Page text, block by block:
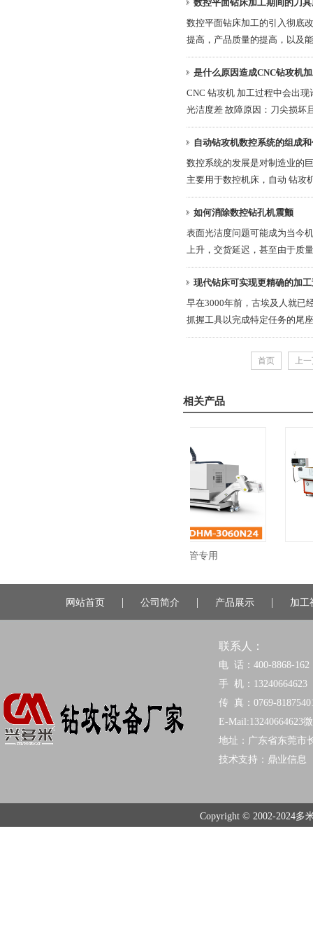
数控平面钻床加工期间的刀
数控平面钻床加工的引入彻底
提高，产品质量的提高，以及
是什么原因造成CNC钻攻机
CNC 钻攻机 加工过程中会出
光洁度差 故障原因：刀尖损坏
自动钻攻机数控系统的组成
数控系统的发展是对制造业的
主要用于数控机床，自动 钻攻
如何消除数控钻孔机震颤
表面光洁度问题可能成为当今
上升，交货延​​迟，甚至由于质
现代钻床可实现更精确的加
早在3000年前，古埃及人就已
抓握工具以完成特定任务的尾
首页 上
相关产品
数据服务中心液冷管专用
网站首页 | 公司简介 | 产品展示 | 加
联系人：
电 话：400-8868-162
手 机：13240664623
传 真：0769-
E-Mail:13240664623
地址：广东省东莞市
技术支持： 鼎业信息
Copyright © 2002-2024多